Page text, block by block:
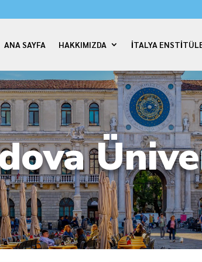
ANA SAYFA HAKKIMIZDA İTALYA